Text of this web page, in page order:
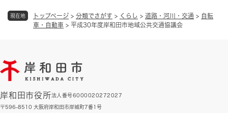
現在地 トップページ > 分類でさがす > くらし > 道路・河川・交通 > 自転
車・自動車 > 平成30年度岸和田市地域公共交通協議会
岸和田市役所法人番号6000020272027
〒596-8510 大阪府岸和田市岸城町7番1号